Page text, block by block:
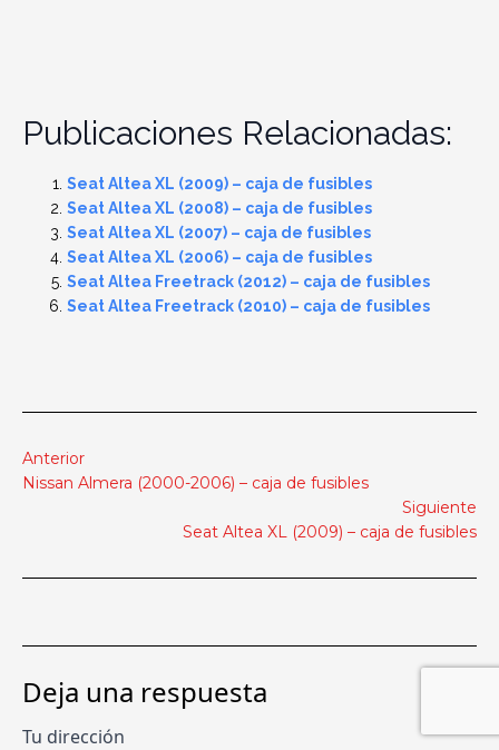
Publicaciones Relacionadas:
Seat Altea XL (2009) – caja de fusibles
Seat Altea XL (2008) – caja de fusibles
Seat Altea XL (2007) – caja de fusibles
Seat Altea XL (2006) – caja de fusibles
Seat Altea Freetrack (2012) – caja de fusibles
Seat Altea Freetrack (2010) – caja de fusibles
Anterior
Nissan Almera (2000-2006) – caja de fusibles
Siguiente
Seat Altea XL (2009) – caja de fusibles
Deja una respuesta
Tu dirección